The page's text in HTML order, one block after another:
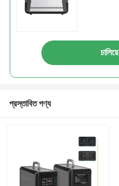
চালিয়ে
প্রস্তাবিত পণ্য